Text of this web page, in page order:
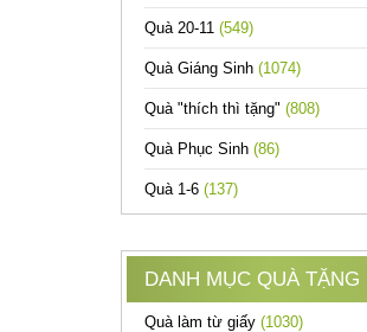
Quà 20-11 (549)
Quà Giáng Sinh (1074)
Quà "thích thì tặng" (808)
Quà Phục Sinh (86)
Quà 1-6 (137)
DANH MỤC QUÀ TẶNG
Quà làm từ giấy (1030)